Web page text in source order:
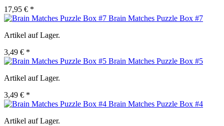
17,95 € *
Brain Matches Puzzle Box #7
Artikel auf Lager.
3,49 € *
Brain Matches Puzzle Box #5
Artikel auf Lager.
3,49 € *
Brain Matches Puzzle Box #4
Artikel auf Lager.